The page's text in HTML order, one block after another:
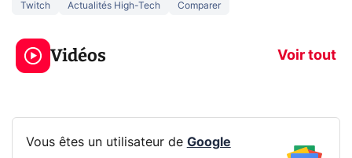
Twitch Actualités High-Tech Comparer
Vidéos Voir tout
5 générations de
jeux dans la
prochaine Xbox !
navigation
Vous êtes un utilisateur de Google